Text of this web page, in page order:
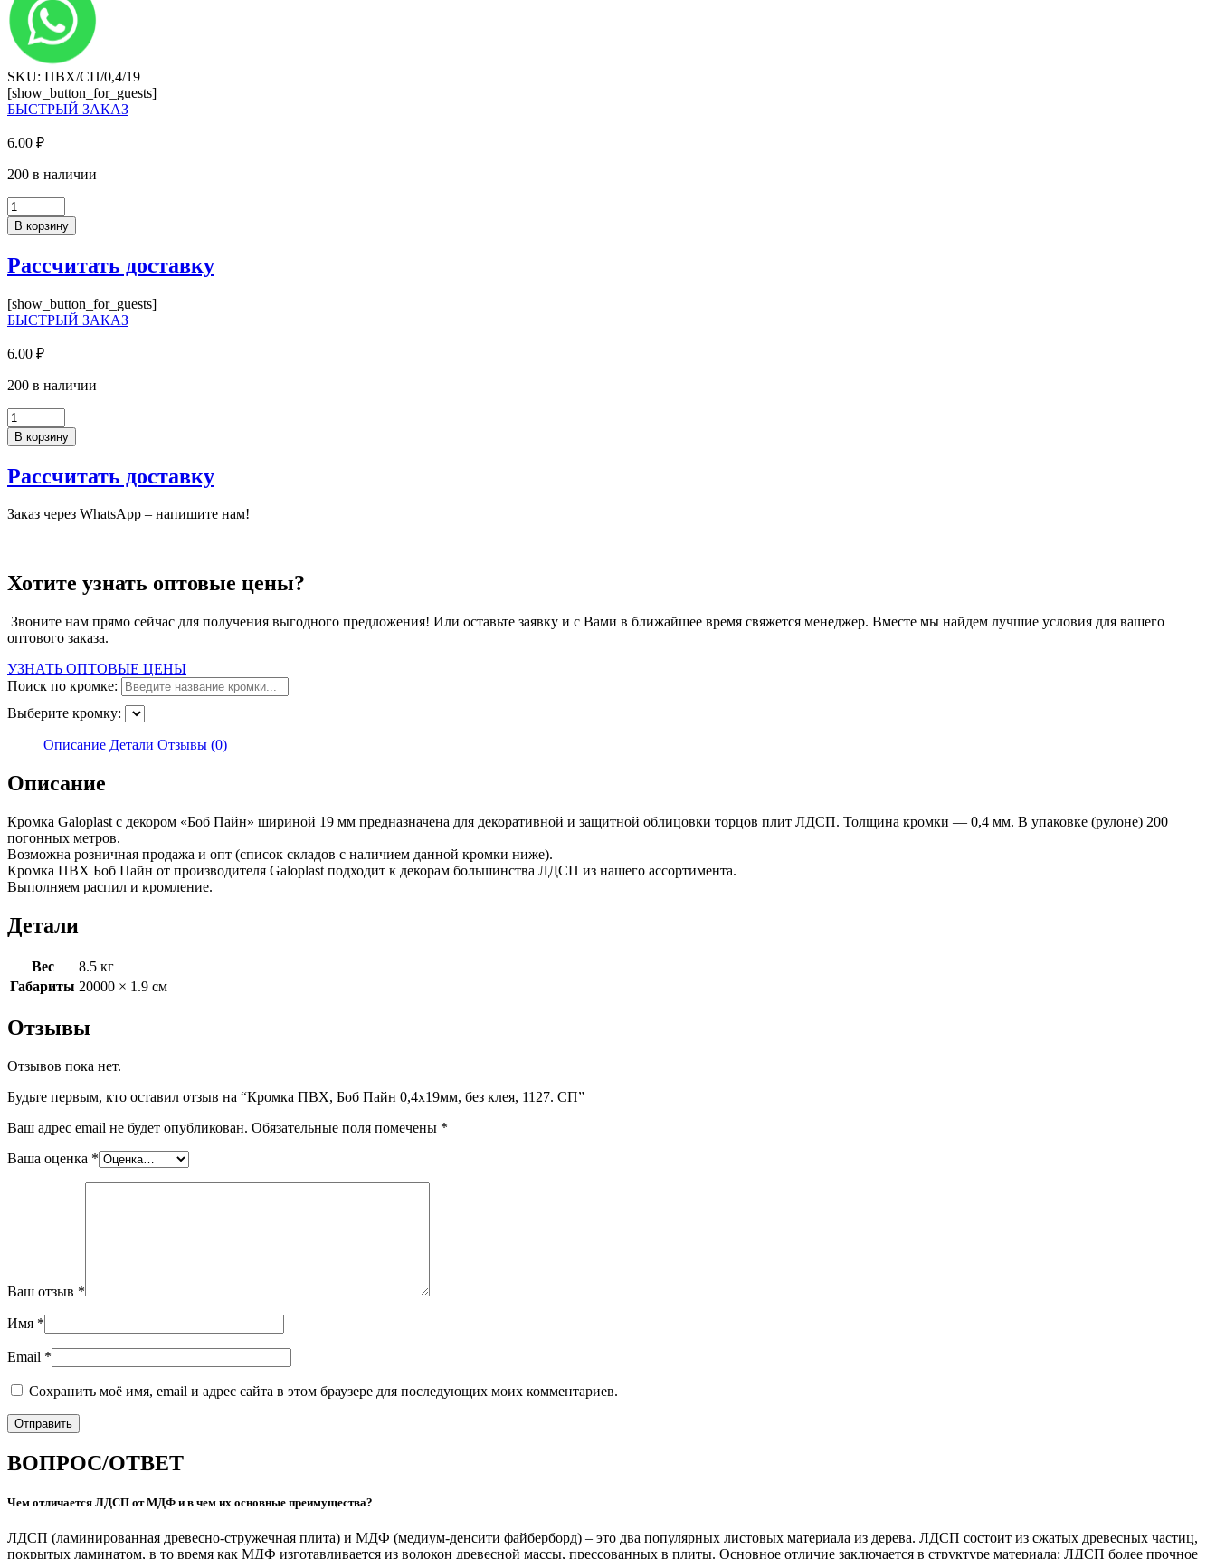
SKU: ПВХ/СП/0,4/19
[show_button_for_guests]
БЫСТРЫЙ ЗАКАЗ
6.00 ₽
200 в наличии
Количество
товара
Кромка
Боб
0,4х19мм,
без
1127.
В корзину
Рассчитать доставку
[show_button_for_guests]
БЫСТРЫЙ ЗАКАЗ
6.00 ₽
200 в наличии
Количество
товара
Кромка
Боб
0,4х19мм,
СП
В корзину
Рассчитать доставку
Заказ через WhatsApp – напишите нам!
Хотите узнать оптовые цены?
Звоните нам прямо сейчас для получения выгодного предложения! Или оставьте заявку и с Вами в ближайшее время свяжется менеджер. Вместе мы найдем лучшие условия для вашего
оптового заказа.
УЗНАТЬ ОПТОВЫЕ ЦЕНЫ
Поиск по кромке:
Выберите кромку:
Описание Детали Отзывы (0)
Описание
Кромка Galoplast с декором «Боб Пайн» шириной 19 мм предназначена для декоративной и защитной облицовки торцов плит ЛДСП. Толщина кромки — 0,4 мм. В упаковке (рулоне) 200
погонных метров.
Возможна розничная продажа и опт (cписок складов с наличием данной кромки ниже).
Кромка ПВХ Боб Пайн от производителя Galoplast подходит к декорам большинства ЛДСП из нашего ассортимента.
Выполняем распил и кромление.
Детали
Вес
8.5 кг
Габариты 20000 × 1.9 см
Отзывы
Отзывов пока нет.
Будьте первым, кто оставил отзыв на “Кромка ПВХ, Боб Пайн 0,4х19мм, без клея, 1127. СП”
Ваш адрес email не будет опубликован. Обязательные поля помечены *
Ваша оценка *
Ваш отзыв *
Имя *
Email *
Сохранить моё имя, email и адрес сайта в этом браузере для последующих моих комментариев.
ВОПРОС/ОТВЕТ
Чем отличается ЛДСП от МДФ и в чем их основные преимущества?
ЛДСП (ламинированная древесно-стружечная плита) и МДФ (медиум-денсити файберборд) – это два популярных листовых материала из дерева. ЛДСП состоит из сжатых древесных частиц,
покрытых ламинатом, в то время как МДФ изготавливается из волокон древесной массы, прессованных в плиты. Основное отличие заключается в структуре материала: ЛДСП более прочное